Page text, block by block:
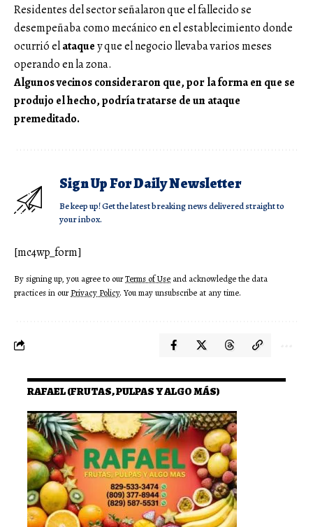
Residentes del sector señalaron que el fallecido se
desempeñaba como mecánico en el establecimiento donde
ocurrió elataquey que el negocio llevaba varios meses
operando en la zona.
Algunos vecinos consideraron que, por la forma en que se
produjo el hecho, podría tratarse de un ataque
premeditado.
Sign Up For Daily Newsletter
Be keep up! Get the latest breaking news delivered straight to
your inbox.
[mc4wp_form]
By signing up, you agree to ourTerms of Use and acknowledge the data
practices in ourPrivacy Policy. You may unsubscribe at any time.
RAFAEL (FRUTAS, PULPAS Y ALGO MÁS)